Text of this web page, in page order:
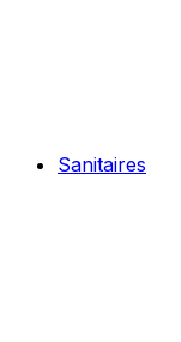
Sanitaires